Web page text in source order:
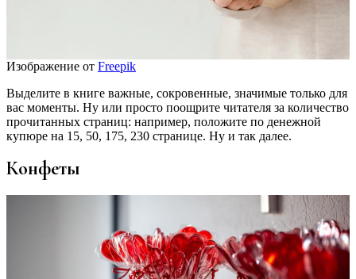
Изображение от Freepik
Выделите в книге важные, сокровенные, значимые только для
вас моменты. Ну или просто поощрите читателя за количество
прочитанных страниц: например, положите по денежной
купюре на 15, 50, 175, 230 странице. Ну и так далее.
Конфеты